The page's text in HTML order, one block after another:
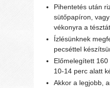
Pihentetés után
sütőpapíron,
vékonyra a
Ízlésünknek
pecséttel
Előmelegített 160
10-14 perc alatt
Akkor a legjobb,